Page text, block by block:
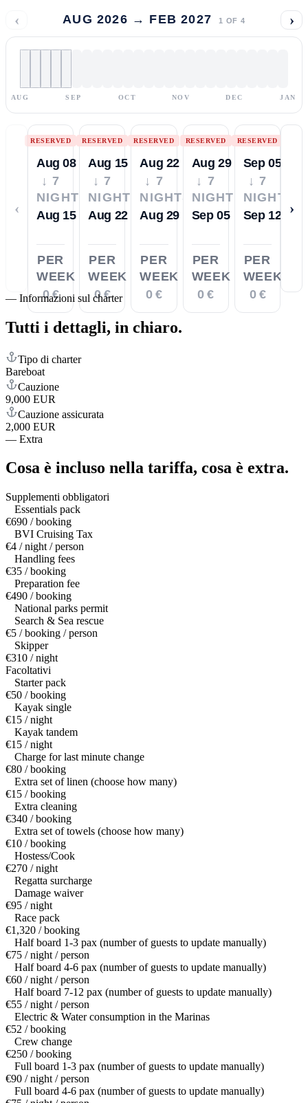
‹ AUG 2026 → FEB 2027 1 OF 4 ›
AUG SEP OCT NOV DEC JAN
‹
RESERVED
Aug 08
↓ 7
NIGHTS
Aug 15
PER
WEEK
0 €
RESERVED
Aug 15
↓ 7
NIGHTS
Aug 22
PER
WEEK
0 €
RESERVED
Aug 22
↓ 7
NIGHTS
Aug 29
PER
WEEK
0 €
RESERVED
Aug 29
↓ 7
NIGHTS
Sep 05
PER
WEEK
0 €
RESERVED
Sep 05
↓ 7
NIGHTS
Sep 12
PER
WEEK
0 €
›
— Informazioni sul charter
Tutti i dettagli, in chiaro.
Tipo di charter
Bareboat
Cauzione
9,000 EUR
Cauzione assicurata
2,000 EUR
— Extra
Cosa è incluso nella tariffa, cosa è extra.
Supplementi obbligatori
Essentials pack
€690 / booking
BVI Cruising Tax
€4 / night / person
Handling fees
€35 / booking
Preparation fee
€490 / booking
National parks permit
Search & Sea rescue
€5 / booking / person
Skipper
€310 / night
Facoltativi
Starter pack
€50 / booking
Kayak single
€15 / night
Kayak tandem
€15 / night
Charge for last minute change
€80 / booking
Extra set of linen (choose how many)
€15 / booking
Extra cleaning
€340 / booking
Extra set of towels (choose how many)
€10 / booking
Hostess/Cook
€270 / night
Regatta surcharge
Damage waiver
€95 / night
Race pack
€1,320 / booking
Half board 1-3 pax (number of guests to update manually)
€75 / night / person
Half board 4-6 pax (number of guests to update manually)
€60 / night / person
Half board 7-12 pax (number of guests to update manually)
€55 / night / person
Electric & Water consumption in the Marinas
€52 / booking
Crew change
€250 / booking
Full board 1-3 pax (number of guests to update manually)
€90 / night / person
Full board 4-6 pax (number of guests to update manually)